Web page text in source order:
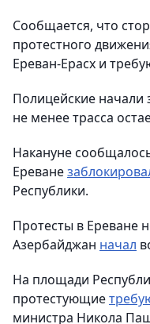
Сообщается, что
протестного
Ереван-Ерасх и
Полицейские начали
не менее трасса
Накануне
Ереване
Республики.
Протесты в Ереване
Азербайджан начал
На площади
протестующие
министра Никола